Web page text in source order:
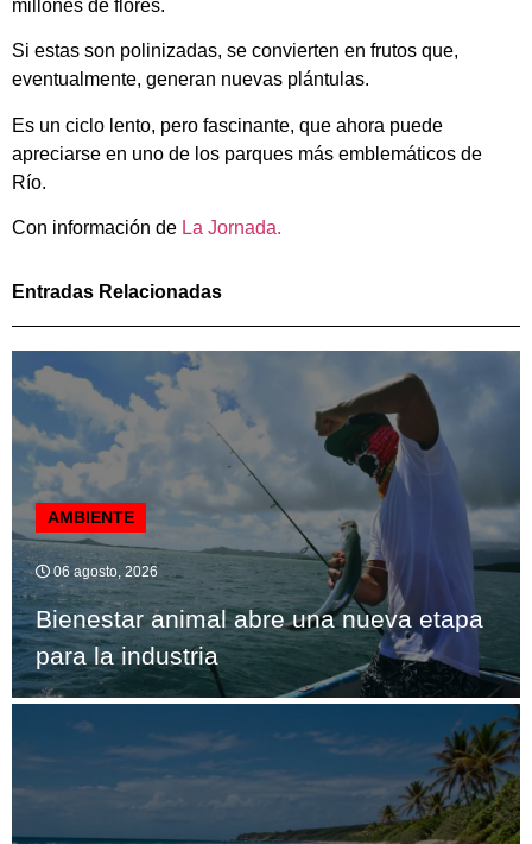
millones de flores.
Si estas son polinizadas, se convierten en frutos que,
eventualmente, generan nuevas plántulas.
Es un ciclo lento, pero fascinante, que ahora puede
apreciarse en uno de los parques más emblemáticos de
Río.
Con información de La Jornada.
Entradas Relacionadas
AMBIENTE
06 agosto, 2026
Bienestar animal abre una nueva etapa
para la industria